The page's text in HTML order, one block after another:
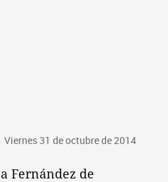
Viernes 31 de octubre de 2014
Fernández de